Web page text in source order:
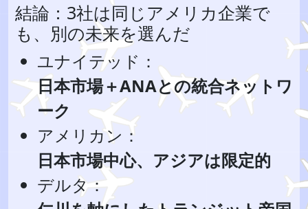
結論：3社は同じアメリカ企業で
も、別の未来を選んだ
ユナイテッド：
日本市場＋ANAとの統合ネットワ
ーク
アメリカン：
日本市場中心、アジアは限定的
デルタ：